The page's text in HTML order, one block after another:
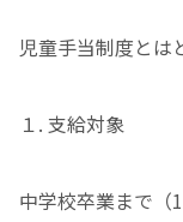
児童手当制度とは
１. 支給対象
中学校卒業まで（